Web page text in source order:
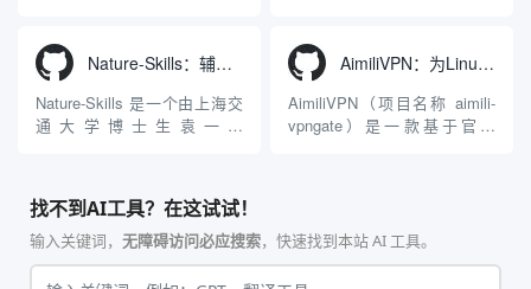
Windows 平台。当用户使用桌
面版 Gemini 客户端或
Antigravity IDE ...
动Seed 3D两大行业领先的AI
模型架构，致力于帮助用户无
需掌握复杂的3D拓扑知识或昂
贵的专业软件，即可在...
Nature-Skills：辅助撰写学术论文和绘制科研图表的智能体插件
Nature-Skills 是一个由上海交
通大学博士生袁一哲
合，专为顶级学术期刊（如
Nature、Science、Cell 等）
的论文撰写与发表流程设计。
该工具集以智能体插...
AimiliVPN：为Linux提供纯净出站家庭IP的VPN代理网关
AimiliVPN（项目名称 aimili-
vpngate）是一款基于官方
纯 Python 标准库编写，用户
无需安装...
找不到AI工具？在这试试！
输入关键词， 无障碍访问必应搜索，快速找到本站 AI 工具。